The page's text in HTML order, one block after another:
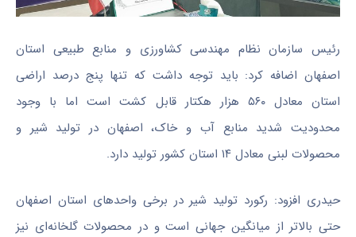
رئیس سازمان نظام مهندسی کشاورزی و منابع طبیعی استان
اصفهان اضافه کرد: باید توجه داشت که تنها پنج درصد اراضی
استان معادل ۵۶۰ هزار هکتار قابل کشت است اما با وجود
محدودیت شدید منابع آب و خاک، اصفهان در تولید شیر و
محصولات لبنی معادل ۱۴ استان کشور تولید دارد.
حیدری افزود: رکورد تولید شیر در برخی واحدهای استان اصفهان
حتی بالاتر از میانگین جهانی است و در محصولات گلخانه‌ای نیز